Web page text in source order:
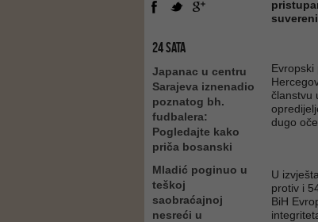
24 SATA
Japanac u centru
Sarajeva iznenadio
poznatog bh.
fudbalera:
Pogledajte kako
priča bosanski
Mladić poginuo u
teškoj
saobraćajnoj
nesreći u
Evropski
članstvu
dugo
U
protiv i
BiH